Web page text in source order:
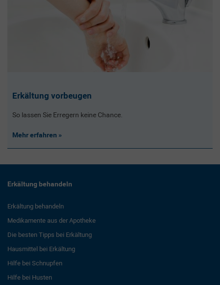
Erkältung vorbeugen
So lassen Sie Erregern keine Chance.
Mehr erfahren
Erkältung behandeln
Erkältung behandeln
Medikamente aus der Apotheke
Die besten Tipps bei Erkältung
Hausmittel bei Erkältung
Hilfe bei Schnupfen
Hilfe bei Husten